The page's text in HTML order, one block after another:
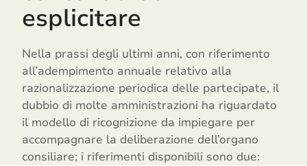
esplicitare
Nella prassi degli ultimi anni, con riferimento
all’adempimento annuale relativo alla
razionalizzazione periodica delle partecipate, il
dubbio di molte amministrazioni ha riguardato
il modello di ricognizione da impiegare per
accompagnare la deliberazione dell’organo
consiliare; i riferimenti disponibili sono due: